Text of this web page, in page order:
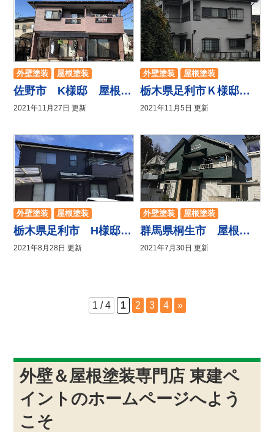
佐野市 K様邸 屋根、外壁塗装、コーキング工事
2021年11月27日 更新
外壁塗装
屋根塗装
防水工事
栃木県足利市Ｋ様邸 屋根・外壁塗装工事
2021年11月5日 更新
外壁塗装 屋根塗装
栃木県足利市 H様邸屋根、外壁塗装工事
2021年8月28日 更新
外壁塗装
屋根塗装
防水工事
群馬県桐生市 屋根外壁塗装工事
2021年7月30日 更新
外壁塗装 屋根塗装
1 / 4 1 2 3 4 »
外壁＆屋根塗装専門店 東建ペ
イントのホームページへよう
こそ